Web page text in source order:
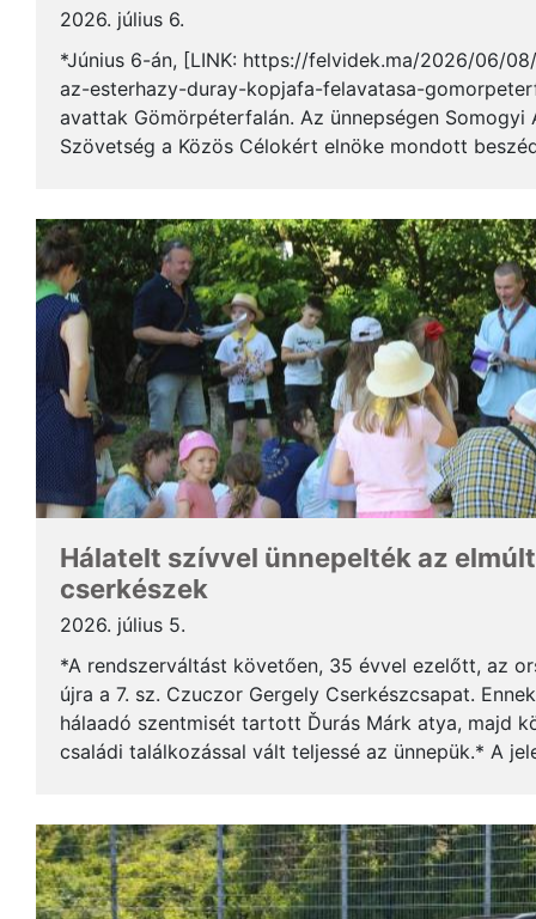
2026. július 6.
*Június 6-án, [LINK: https://felvidek.ma/2026/06/
az-esterhazy-duray-kopjafa-felavatasa-
avattak Gömörpéterfalán. Az ünnepségen
Szövetség a Közös Célokért elnöke mondott
Hálatelt szívvel ünnepelték az
cserkészek
2026. július 5.
*A rendszerváltást követően, 35 évvel ezelőtt, az
újra a 7. sz. Czuczor Gergely Cserkészcsapat.
hálaadó szentmisét tartott Ďurás Márk atya, majd
családi találkozással vált teljessé az ünnepük.* A